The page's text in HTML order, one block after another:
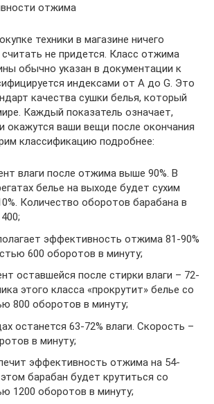
отжима
техники в магазине ничего
не придется. Класс отжима
обычно указан в документации к
индексами от A до G. Это
качества сушки белья, который
Каждый показатель означает,
окажутся ваши вещи после окончания
классификацию подробнее:
влаги после отжима выше 90%. В
белье на выходе будет сухим
Количество оборотов барабана в
эффективность отжима 81-90%
600 оборотов в минуту;
оставшейся после стирки влаги – 72-
этого класса «прокрутит» белье со
800 оборотов в минуту;
останется 63-72% влаги. Скорость –
в минуту;
эффективность отжима на 54-
барабан будет крутиться со
1200 оборотов в минуту;